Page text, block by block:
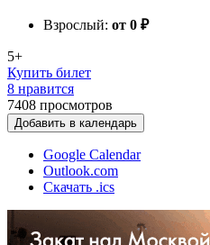
Взрослый: от 0 ₽
5+
Купить билет
8 нравится
7408 просмотров
Добавить в календарь
Google Calendar
Outlook.com
Скачать .ics